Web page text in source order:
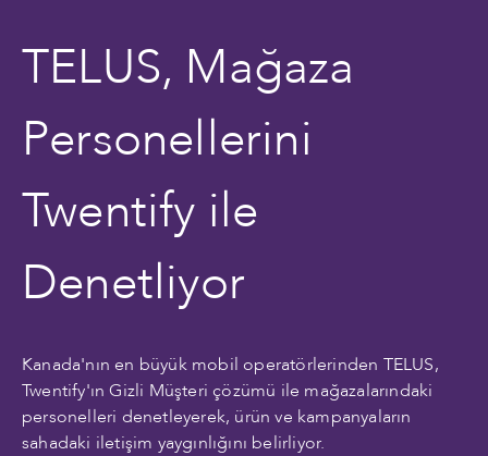
TELUS, Mağaza
Personellerini
Twentify ile
Denetliyor
Kanada'nın en büyük mobil operatörlerinden TELUS,
Twentify'ın Gizli Müşteri çözümü ile mağazalarındaki
personelleri denetleyerek, ürün ve kampanyaların
sahadaki iletişim yaygınlığını belirliyor.